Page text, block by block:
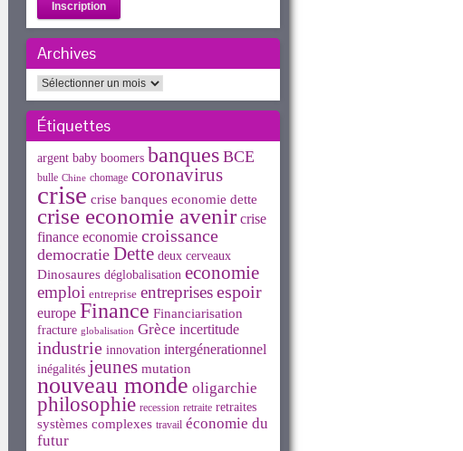
mail
Archives
Archives
Étiquettes
argent baby boomers banques BCE
bulle Chine chomage coronavirus
crise crise banques economie dette
crise economie avenir crise
finance economie croissance
democratie Dette deux cerveaux
Dinosaures déglobalisation economie
emploi entreprise entreprisesespoir
europe Finance Financiarisation
fracture globalisation Grèce incertitude
industrie innovation intergénerationnel
inégalités jeunes mutation
nouveau monde oligarchie
philosophie recession retraite retraites
systèmes complexes travail économie du
futur